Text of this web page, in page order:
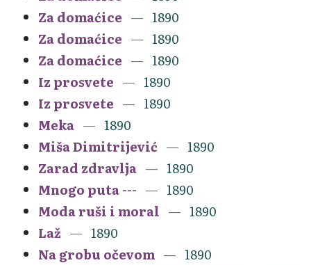
Za domaćice
1890
Za domaćice
1890
Za domaćice
1890
Iz prosvete
1890
Iz prosvete
1890
Meka
1890
Miša Dimitrijević
1890
Zarad zdravlja
1890
Mnogo puta ---
1890
Moda ruši i moral
1890
Laž
1890
Na grobu očevom
1890